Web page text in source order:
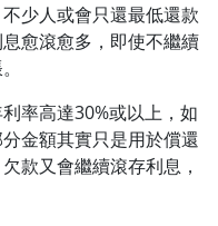
少人或會只還最低還款
愈滾愈多，即使不繼續
率高達30%或以上，如
金額其實只是用於償還
款又會繼續滾存利息，